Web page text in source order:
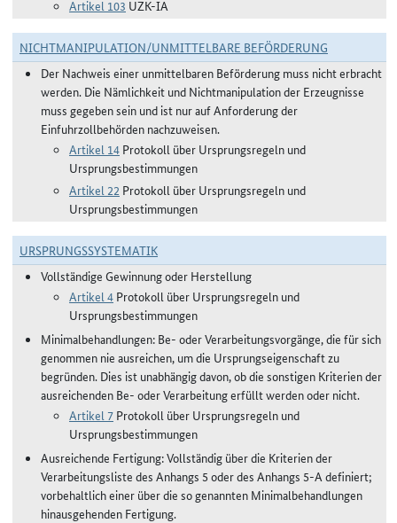
Artikel 103 UZK-IA
NICHTMANIPULATION/UNMITTELBARE BEFÖRDERUNG
Der Nachweis einer unmittelbaren Beförderung muss nicht erbracht
werden. Die Nämlichkeit und Nichtmanipulation der Erzeugnisse
muss gegeben sein und ist nur auf Anforderung der
Einfuhrzollbehörden nachzuweisen.
Artikel 14 Protokoll über Ursprungsregeln und
Ursprungsbestimmungen
Artikel 22 Protokoll über Ursprungsregeln und
Ursprungsbestimmungen
URSPRUNGSSYSTEMATIK
Vollständige Gewinnung oder Herstellung
Artikel 4 Protokoll über Ursprungsregeln und
Ursprungsbestimmungen
Minimalbehandlungen: Be- oder Verarbeitungsvorgänge, die für sich
genommen nie ausreichen, um die Ursprungseigenschaft zu
begründen. Dies ist unabhängig davon, ob die sonstigen Kriterien der
ausreichenden Be- oder Verarbeitung erfüllt werden oder nicht.
Artikel 7 Protokoll über Ursprungsregeln und
Ursprungsbestimmungen
Ausreichende Fertigung: Vollständig über die Kriterien der
Verarbeitungsliste des Anhangs 5 oder des Anhangs 5-A definiert;
vorbehaltlich einer über die so genannten Minimalbehandlungen
hinausgehenden Fertigung.